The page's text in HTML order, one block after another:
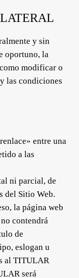
y sin
oportuno, la
modificar o
las condiciones
entre una
a las
ni parcial, de
del Sitio Web.
la página web
contendrá
de
eslogan u
al TITULAR
será